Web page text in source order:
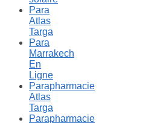
Para
Atlas
Targa
Para
Marrakech
En
Ligne
Parapharmacie
Atlas
Targa
Parapharmacie